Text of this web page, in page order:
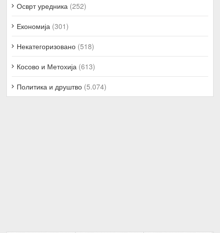
Осврт уредника (252)
Економија (301)
Некатегоризовано (518)
Косово и Метохија (613)
Политика и друштво (5.074)